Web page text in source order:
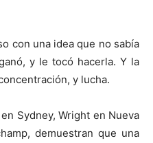
con una idea que no sabía
y le tocó hacerla. Y la
y lucha.
Sydney, Wright en Nueva
demuestran que una